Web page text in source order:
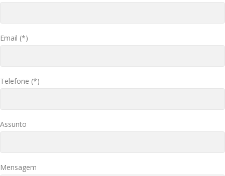
Email (*)
Telefone (*)
Assunto
Mensagem